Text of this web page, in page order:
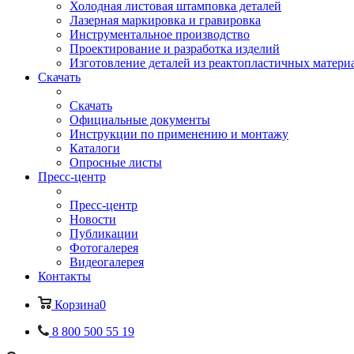
Холодная листовая штамповка деталей
Лазерная маркировка и гравировка
Инструментальное производство
Проектирование и разработка изделий
Изготовление деталей из реактопластичных
Скачать
Скачать
Официальные документы
Инструкции по применению и монтажу
Каталоги
Опросные листы
Пресс-центр
Пресс-центр
Новости
Публикации
Фотогалерея
Видеогалерея
Контакты
Корзина0
8 800 500 55 19